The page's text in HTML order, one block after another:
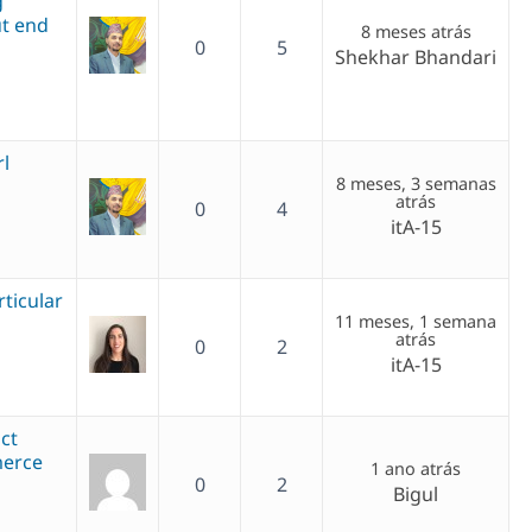
end
0
5
8 meses atrás
Shekhar Bhandari
0
4
8 meses, 3 semanas
atrás
itA-15
0
2
11 meses, 1 semana
atrás
itA-15
0
2
1 ano atrás
Bigul